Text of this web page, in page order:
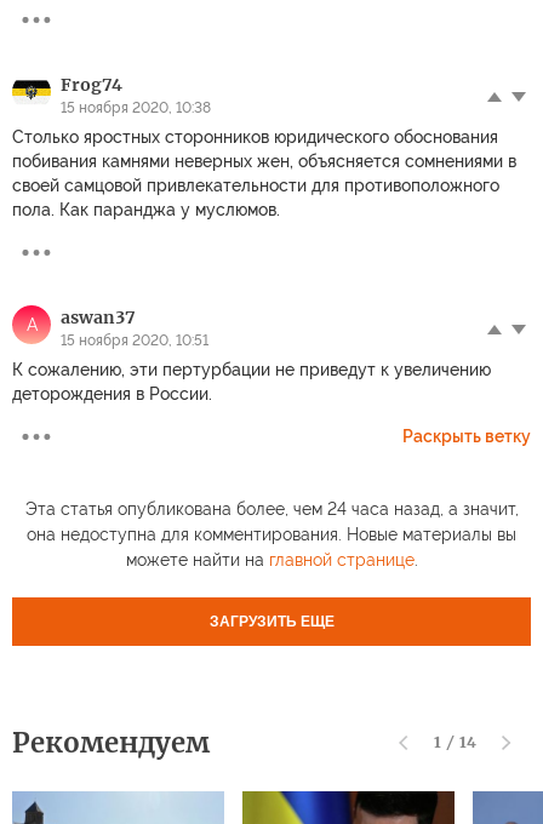
Frog74
15 ноября 2020, 10:38
Столько яростных сторонников юридического обоснования
побивания камнями неверных жен, объясняется сомнениями в
своей самцовой привлекательности для противоположного
пола. Как паранджа у муслюмов.
A aswan37
15 ноября 2020, 10:51
К сожалению, эти пертурбации не приведут к увеличению
деторождения в России.
Раскрыть ветку
Эта статья опубликована более, чем 24 часа назад, а значит,
она недоступна для комментирования. Новые материалы вы
можете найти на главной странице.
ЗАГРУЗИТЬ ЕЩЕ
Рекомендуем 1 / 14